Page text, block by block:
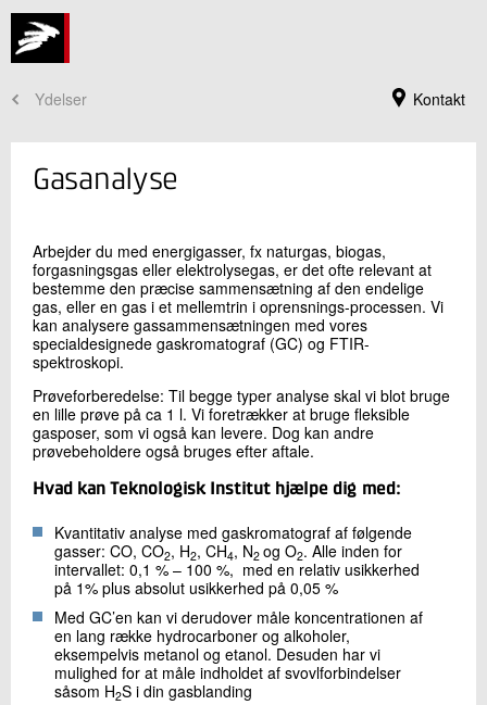
Kontakt
Ydelser
Jeg er din kontaktperson
Jens Kromann Nielsen
Faglig Leder, Civilingeniør, ph.d.
+45 72 20 25 06
Send e-mail
Skriv til mig
Gasanalyse
Arbejder du med energigasser, fx naturgas, biogas,
forgasningsgas eller elektrolysegas, er det ofte relevant at
bestemme den præcise sammensætning af den endelige
gas, eller en gas i et mellemtrin i oprensnings-processen. Vi
kan analysere gassammensætningen med vores
specialdesignede gaskromatograf (GC) og FTIR-
spektroskopi.
Prøveforberedelse: Til begge typer analyse skal vi blot bruge
en lille prøve på ca 1 l. Vi foretrækker at bruge fleksible
gasposer, som vi også kan levere. Dog kan andre
prøvebeholdere også bruges efter aftale.
Hvad kan Teknologisk Institut hjælpe dig med:
Kvantitativ analyse med gaskromatograf af følgende
gasser: CO, CO2, H2, CH4, N2 og O2. Alle inden for
intervallet: 0,1 % – 100 %, med en relativ usikkerhed
på 1% plus absolut usikkerhed på 0,05 %
Med GC’en kan vi derudover måle koncentrationen af
en lang række hydrocarboner og alkoholer,
eksempelvis metanol og etanol. Desuden har vi
mulighed for at måle indholdet af svovlforbindelser
såsom H2S i din gasblanding